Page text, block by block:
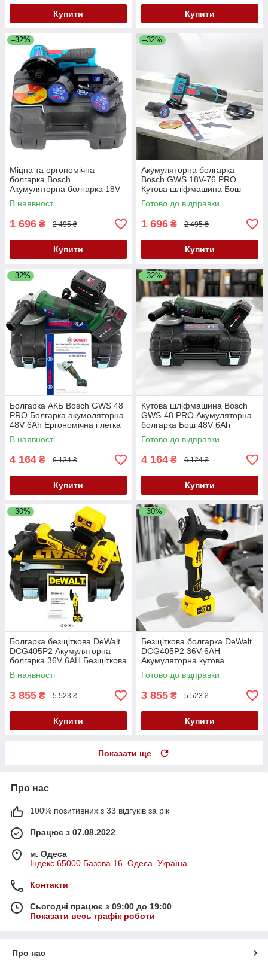
Купити Купити
–32%
Міцна та ергономічна
болгарка Bosch
Акумуляторна болгарка 18V
2AH Бош болгарка АКБ УШМ
В наявності
1 696 ₴ 2 495 ₴
Купити
–32%
Акумуляторна болгарка
Bosch GWS 18V-76 PRO
Кутова шліфмашина Бош
Кутова шліфмашина з двома
АКБ 18V 2AH
Готово до відправки
1 696 ₴ 2 495 ₴
Купити
–32%
Болгарка АКБ Bosch GWS 48
PRO Болгарка акумоляторна
48V 6Ah Ергономічна і легка
акумуляторна болгарка
В наявності
4 164 ₴ 6 124 ₴
Купити
–32%
Кутова шліфмашина Bosch
GWS-48 PRO Акумуляторна
болгарка Бош 48V 6Ah
Безщіткова болгарка
Готово до відправки
4 164 ₴ 6 124 ₴
Купити
–30%
Болгарка безщіткова DeWalt
DCG405P2 Акумуляторна
болгарка 36V 6AH Безщіткова
кутова шліфувальна машина
В наявності
3 855 ₴ 5 523 ₴
Купити
–30%
Безщіткова болгарка DeWalt
DCG405P2 36V 6AH
Акумуляторна кутова
шліфувальна машина
Болгарка акумуляторна
Готово до відправки
3 855 ₴ 5 523 ₴
Купити
Показати ще
Про нас
100% позитивних з 33 відгуків за рік
Працює з 07.08.2022
м. Одеса
Індекс 65000 Базова 16, Одеса, Україна
Контакти
Сьогодні працює з 09:00 до 19:00
Показати весь графік роботи
Про нас